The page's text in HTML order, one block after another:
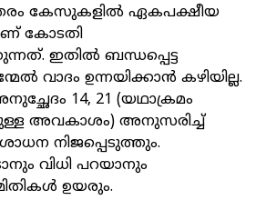
കേസുകളില്‍ ഏകപക്ഷീയ
കോടതി
ഇതില്‍ ബന്ധപ്പെട്ട
വാദം ഉന്നയിക്കാന്‍ കഴിയില്ല.
14, 21 (യഥാക്രമം
അവകാശം) അനുസരിച്ച്
നിജപ്പെടുത്തും.
വിധി പറയാനും
ഉയരും.